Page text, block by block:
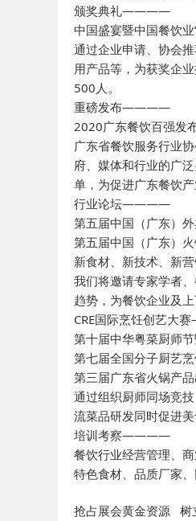
颁奖典礼————
中国盛宴暨中国餐饮
通过企业申请、协会
用产品等，为获奖企
500人。
重磅发布————
2020广东餐饮百强发
广东省餐饮服务行业
府、媒体和行业的广
单，为促进广东餐饮
行业论坛————
第五届中国（广东）
第五届中国（广东）
新食材、新技术、新
我们将邀请专家学者
趋势，为餐饮企业及
CRE国际烹饪创艺
第十届中华粤菜厨师
第七届全国分子厨艺
第三届广东省火锅产
通过组织厨师同场竞
流菜品研发同时促进
培训考察————
餐饮行业经营管理、
特色食材、品质厂家
抢占展会黄金资源 树